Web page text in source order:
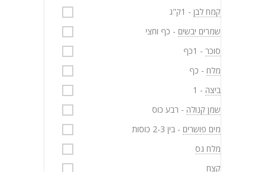
קמח לבן - 1ק"ג
שמרים יבשים - כף וחצי
סוכר - 1כף
מלח - כף
ביצה - 1
שמן קנולה - רבע כוס
מים פושרים - בין 2-3 כוסות
מלח גס
קצח